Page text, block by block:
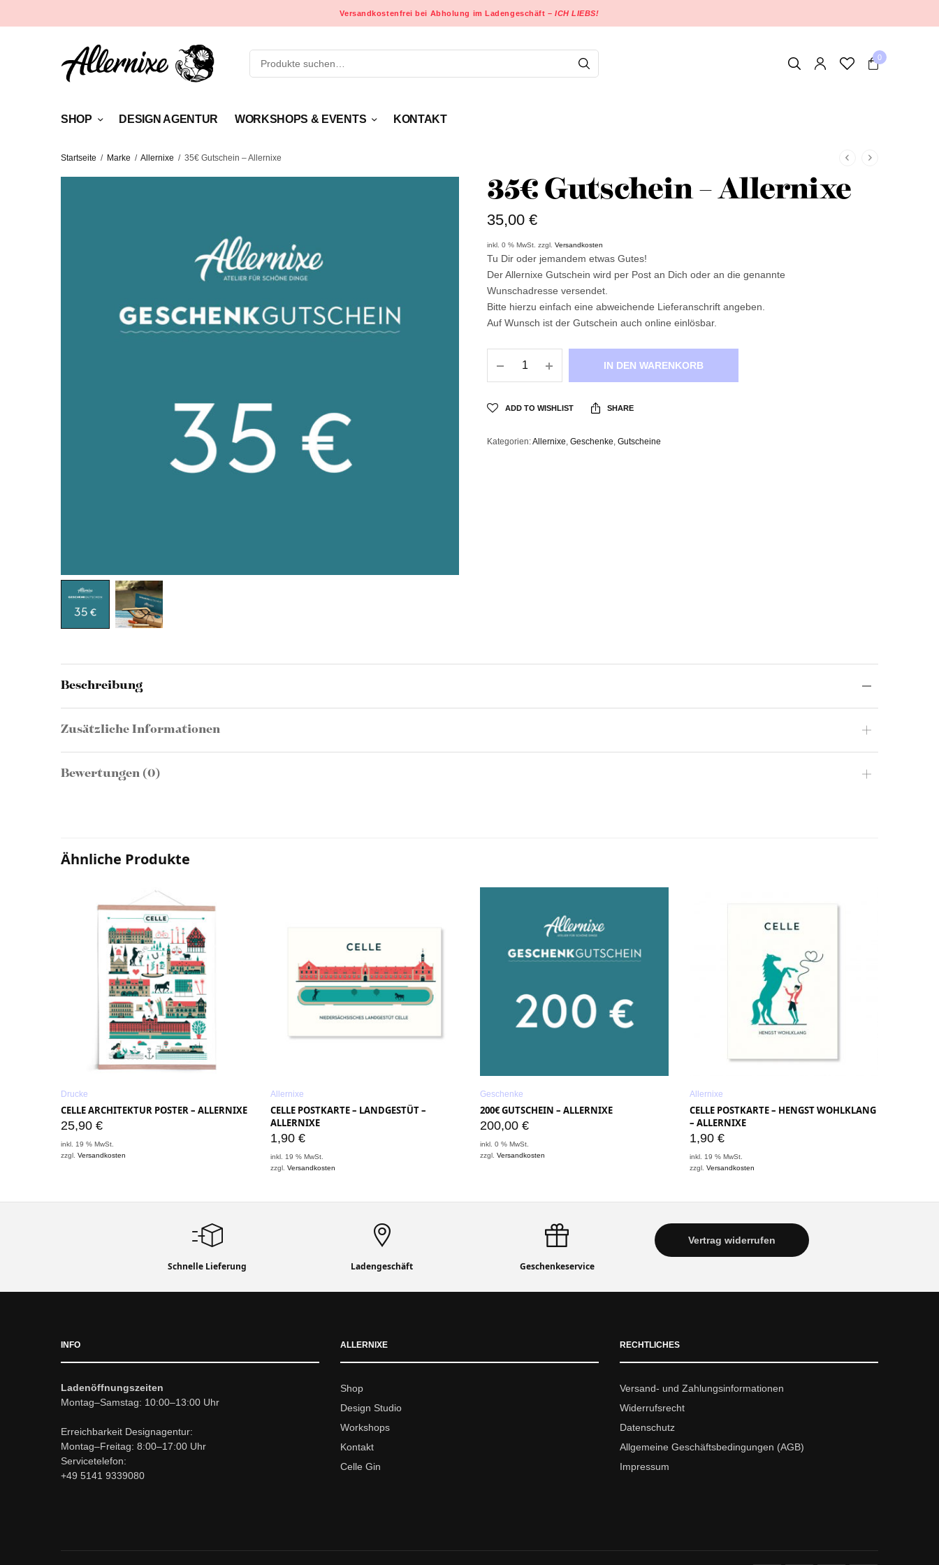
Versandkostenfrei bei Abholung im Ladengeschäft –ICH LIEBS!
0
SHOP DESIGN AGENTUR WORKSHOPS & EVENTS KONTAKT
Startseite / Marke / Allernixe / 35€ Gutschein – Allernixe
35€ Gutschein – Allernixe
35,00€
inkl. 0 % MwSt. zzgl.Versandkosten
Tu Dir oder jemandem etwas Gutes!
Der Allernixe Gutschein wird per Post an Dich oder an die genannte
Wunschadresse versendet.
Bitte hierzu einfach eine abweichende Lieferanschrift angeben.
Auf Wunsch ist der Gutschein auch online einlösbar.
IN DEN WARENKORB
ADD TO WISHLIST SHARE
Kategorien:Allernixe, Geschenke, Gutscheine
Beschreibung
Zusätzliche Informationen
Bewertungen (0)
Ähnliche Produkte
Drucke
CELLE ARCHITEKTUR POSTER – ALLERNIXE
25,90 €
inkl. 19 % MwSt.
zzgl.Versandkosten
Allernixe
CELLE POSTKARTE – LANDGESTÜT –
ALLERNIXE
1,90 €
inkl. 19 % MwSt.
zzgl.Versandkosten
Geschenke
200€ GUTSCHEIN – ALLERNIXE
200,00 €
inkl. 0 % MwSt.
zzgl.Versandkosten
Allernixe
CELLE POSTKARTE – HENGST WOHLKLANG
– ALLERNIXE
1,90 €
inkl. 19 % MwSt.
zzgl.Versandkosten
Schnelle Lieferung Ladengeschäft Geschenkeservice
Vertrag widerrufen
INFO
Ladenöffnungszeiten
Montag–Samstag: 10:00–13:00 Uhr
Erreichbarkeit Designagentur:
Montag–Freitag: 8:00–17:00 Uhr
Servicetelefon:
+49 5141 9339080
ALLERNIXE
Shop
Design Studio
Workshops
Kontakt
Celle Gin
RECHTLICHES
Versand- und Zahlungsinformationen
Widerrufsrecht
Datenschutz
Allgemeine Geschäftsbedingungen (AGB)
Impressum